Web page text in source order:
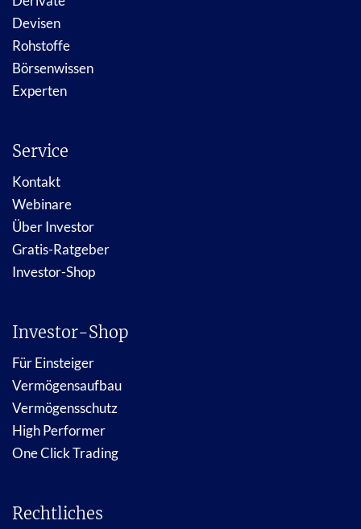
Devisen
Rohstoffe
Börsenwissen
Experten
Service
Kontakt
Webinare
Über Investor
Gratis-Ratgeber
Investor-Shop
Investor-Shop
Für Einsteiger
Vermögensaufbau
Vermögensschutz
High Performer
One Click Trading
Rechtliches